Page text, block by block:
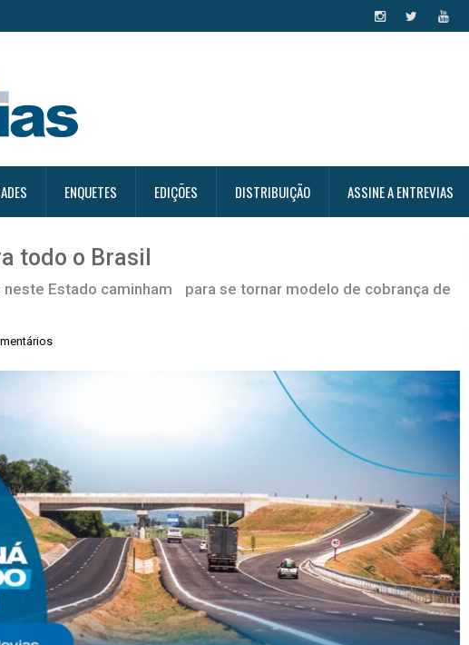
ENQUETES EDIÇÕES DISTRIBUIÇÃO ASSINE A ENTREVIAS
todo o Brasil
neste Estado caminham para se tornar modelo de cobrança de